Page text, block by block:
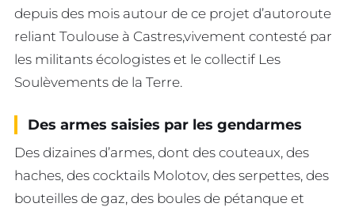
depuis des mois autour de ce projet d’autoroute
reliant Toulouse à Castres,vivement contesté par
les militants écologistes et le collectif Les
Soulèvements de la Terre.
Des armes saisies par les gendarmes
Des dizaines d’armes, dont des couteaux, des
haches, des cocktails Molotov, des serpettes, des
bouteilles de gaz, des boules de pétanque et